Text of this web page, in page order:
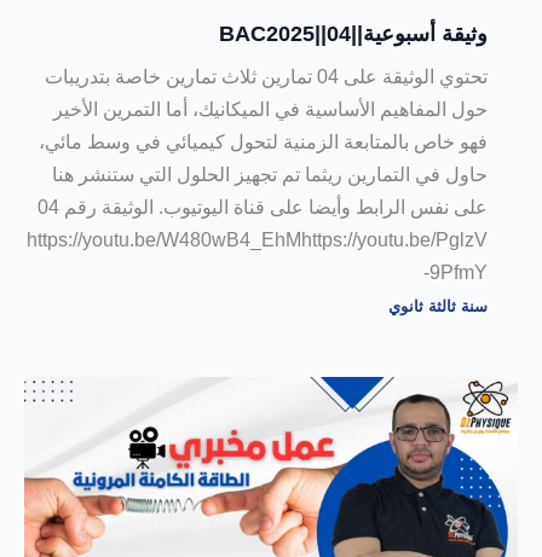
وثيقة أسبوعية||04||BAC2025
تحتوي الوثيقة على 04 تمارين ثلاث تمارين خاصة بتدريبات
حول المفاهيم الأساسية في الميكانيك، أما التمرين الأخير
فهو خاص بالمتابعة الزمنية لتحول كيميائي في وسط مائي،
حاول في التمارين ريثما تم تجهيز الحلول التي ستنشر هنا
على نفس الرابط وأيضا على قناة اليوتيوب. الوثيقة رقم 04
https://youtu.be/W480wB4_EhMhttps://youtu.be/PglzV
-9PfmY
سنة ثالثة ثانوي